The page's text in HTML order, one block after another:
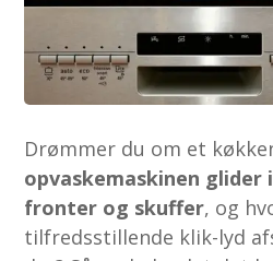
Drømmer du om et
opvaskemaskinen
fronter og skuffer, og
tilfredsstillende klik-lyd